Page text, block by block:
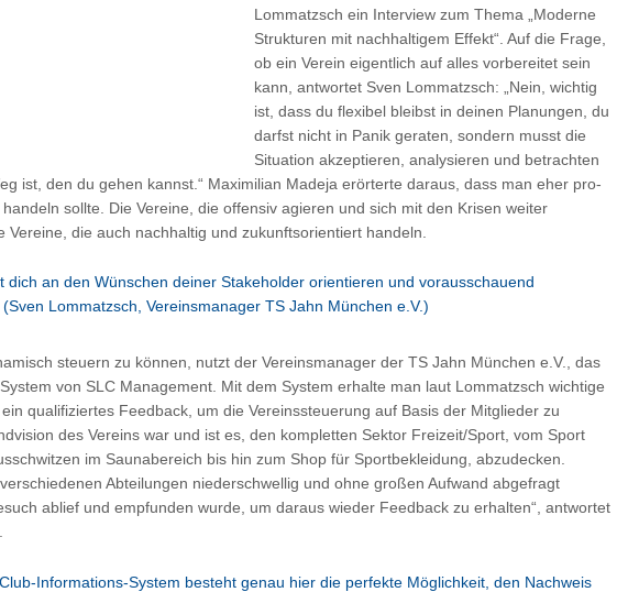
Lommatzsch ein Interview zum Thema „Moderne
Strukturen mit nachhaltigem Effekt“. Auf die Frage,
ob ein Verein eigentlich auf alles vorbereitet sein
kann, antwortet Sven Lommatzsch: „Nein, wichtig
ist, dass du flexibel bleibst in deinen Planungen, du
darfst nicht in Panik geraten, sondern musst die
Situation akzeptieren, analysieren und betrachten
ist, den du gehen kannst.“ Maximilian Madeja erörterte daraus, dass man eher pro-
sollte. Die Vereine, die offensiv agieren und sich mit den Krisen weiter
Vereine, die auch nachhaltig und zukunftsorientiert handeln.
dich an den Wünschen deiner Stakeholder orientieren und vorausschauend
(Sven Lommatzsch, Vereinsmanager TS Jahn München e.V.)
steuern zu können, nutzt der Vereinsmanager der TS Jahn München e.V., das
von SLC Management. Mit dem System erhalte man laut Lommatzsch wichtige
qualifiziertes Feedback, um die Vereinssteuerung auf Basis der Mitglieder zu
des Vereins war und ist es, den kompletten Sektor Freizeit/Sport, vom Sport
im Saunabereich bis hin zum Shop für Sportbekleidung, abzudecken.
Abteilungen niederschwellig und ohne großen Aufwand abgefragt
ablief und empfunden wurde, um daraus wieder Feedback zu erhalten“, antwortet
Informations-System besteht genau hier die perfekte Möglichkeit, den Nachweis